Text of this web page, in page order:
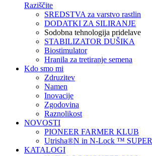
Raziščite
SREDSTVA za varstvo rastlin
DODATKI ZA SILIRANJE
Sodobna tehnologija pridelave
STABILIZATOR DUŠIKA
Biostimulator
Hranila za tretiranje semena
Kdo smo mi
Zdruzitev
Namen
Inovacije
Zgodovina
Raznolikost
NOVOSTI
PIONEER FARMER KLUB
Utrisha®N in N-Lock ™ SUPER
KATALOGI